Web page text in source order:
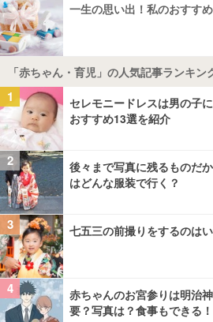
一生の思い出！私のおすす
「赤ちゃん・育児」の人気記事ランキン
1
セレモニードレスは男の子
おすすめ13選を紹介
2
後々まで写真に残るものだ
はどんな服装で行く？
3 七五三の前撮りをするのは
4
赤ちゃんのお宮参りは明治
要？写真は？食事もできる